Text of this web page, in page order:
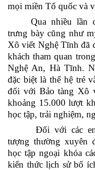
mọi miền Tổ quốc và
Qua nhiều lần
trưng bày cũng như
Xô viết Nghệ Tĩnh đã
khách tham quan
Nghệ An, Hà Tĩnh.
đặc biệt là thế hệ trẻ
đối với Bảo tàng Xô
khoảng 15.000 lượt
học tập, trải nghiệm,
Đối với các
tượng thường xuyên
học tập ngoại khóa
kiến thức lịch sử bổ